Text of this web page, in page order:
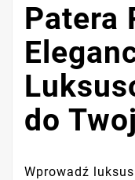
Patera
do
Wprowadź